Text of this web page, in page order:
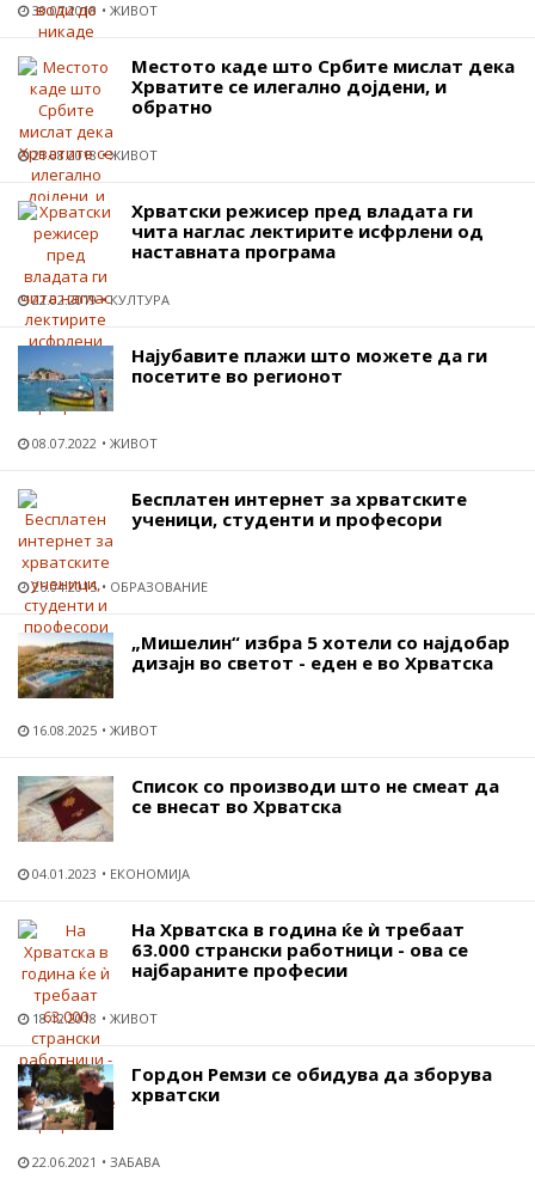
30.07.2018 ЖИВОТ
Местото каде што Србите мислат дека
Хрватите се илегално дојдени, и
обратно
21.08.2018 ЖИВОТ
Хрватски режисер пред владата ги
чита наглас лектирите исфрлени од
наставната програма
22.02.2019 КУЛТУРА
Најубавите плажи што можете да ги
посетите во регионот
08.07.2022 ЖИВОТ
Бесплатен интернет за хрватските
ученици, студенти и професори
26.04.2015 ОБРАЗОВАНИЕ
„Мишелин“ избра 5 хотели со најдобар
дизајн во светот - еден е во Хрватска
16.08.2025 ЖИВОТ
Список со производи што не смеат да
се внесат во Хрватска
04.01.2023 ЕКОНОМИЈА
На Хрватска в година ќе ѝ требаат
63.000 странски работници - ова се
најбараните професии
18.12.2018 ЖИВОТ
Гордон Ремзи се обидува да зборува
хрватски
22.06.2021 ЗАБАВА